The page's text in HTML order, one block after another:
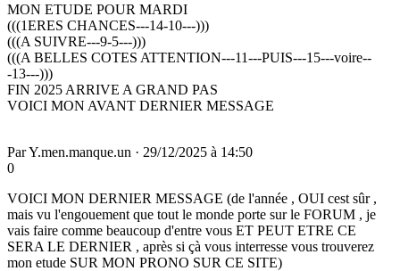
MON ETUDE POUR MARDI
(((1ERES CHANCES---14-10---)))
(((A SUIVRE---9-5---)))
(((A BELLES COTES ATTENTION---11---PUIS---15---voire--
-13---)))
FIN 2025 ARRIVE A GRAND PAS
VOICI MON AVANT DERNIER MESSAGE
ParY.men.manque.un · 29/12/2025 à 14:50
0
VOICI MON DERNIER MESSAGE (de l'année , OUI cest sûr ,
mais vu l'engouement que tout le monde porte sur le FORUM , je
vais faire comme beaucoup d'entre vous ET PEUT ETRE CE
SERA LE DERNIER , après si çà vous interresse vous trouverez
mon etude SUR MON PRONO SUR CE SITE)